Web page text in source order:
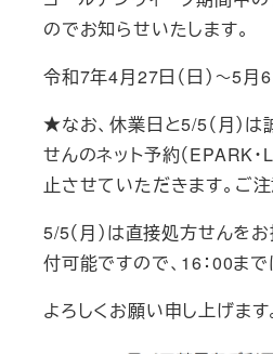
のでお知らせいたします。
令和7年4月27日（日）～5月6
★なお、休業日と5/5（月）
せんのネット予約（EPARK・
止させていただきます。ご注
5/5（月）は直接処方せんを
付可能ですので、16：00まで
よろしくお願い申し上げます